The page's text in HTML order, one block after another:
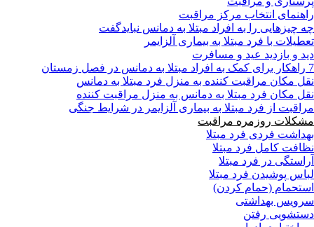
راهنمای انتخاب مرکز مراقبت
چه چیزهایی را به افراد مبتلا به دمانس نبایدگفت
تعطیلات با فرد مبتلا به بیماری آلزایمر
دید و بازدید عید و مسافرت
7 راهکار برای کمک به افراد مبتلا به دمانس در فصل زمستان
نقل مکان مراقبت کننده به منزل فرد مبتلا به دمانس
نقل مکان فرد مبتلا به دمانس به منزل مراقبت کننده
مراقبت از فرد مبتلا به بیماری آلزایمر در شرایط جنگی
مشکلات روزمره مراقبت
بهداشت فردی فرد مبتلا
نظافت کامل فرد مبتلا
آراستگی در فرد مبتلا
لباس پوشیدن فرد مبتلا
استحمام (حمام کردن)
سرویس بهداشتی
دستشویی رفتن